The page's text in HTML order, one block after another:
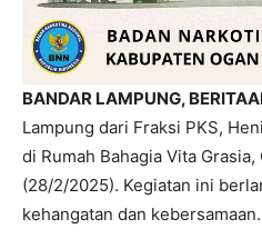
BANDAR LAMPUNG,
Lampung dari Fraksi PKS,
di Rumah Bahagia Vita
(28/2/2025). Kegiatan ini
kehangatan dan kebersamaan.